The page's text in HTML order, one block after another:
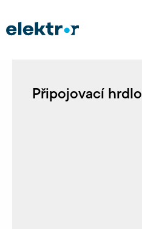
Připojovací hrdlo